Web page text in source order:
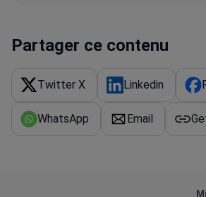
Partager ce contenu
Twitter X Linkedin
WhatsApp Email